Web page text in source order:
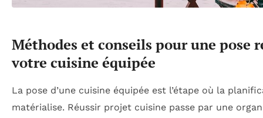
Méthodes et conseils pour une pose
votre cuisine équipée
La pose d’une cuisine équipée est l’étape où la
matérialise. Réussir projet cuisine passe par une